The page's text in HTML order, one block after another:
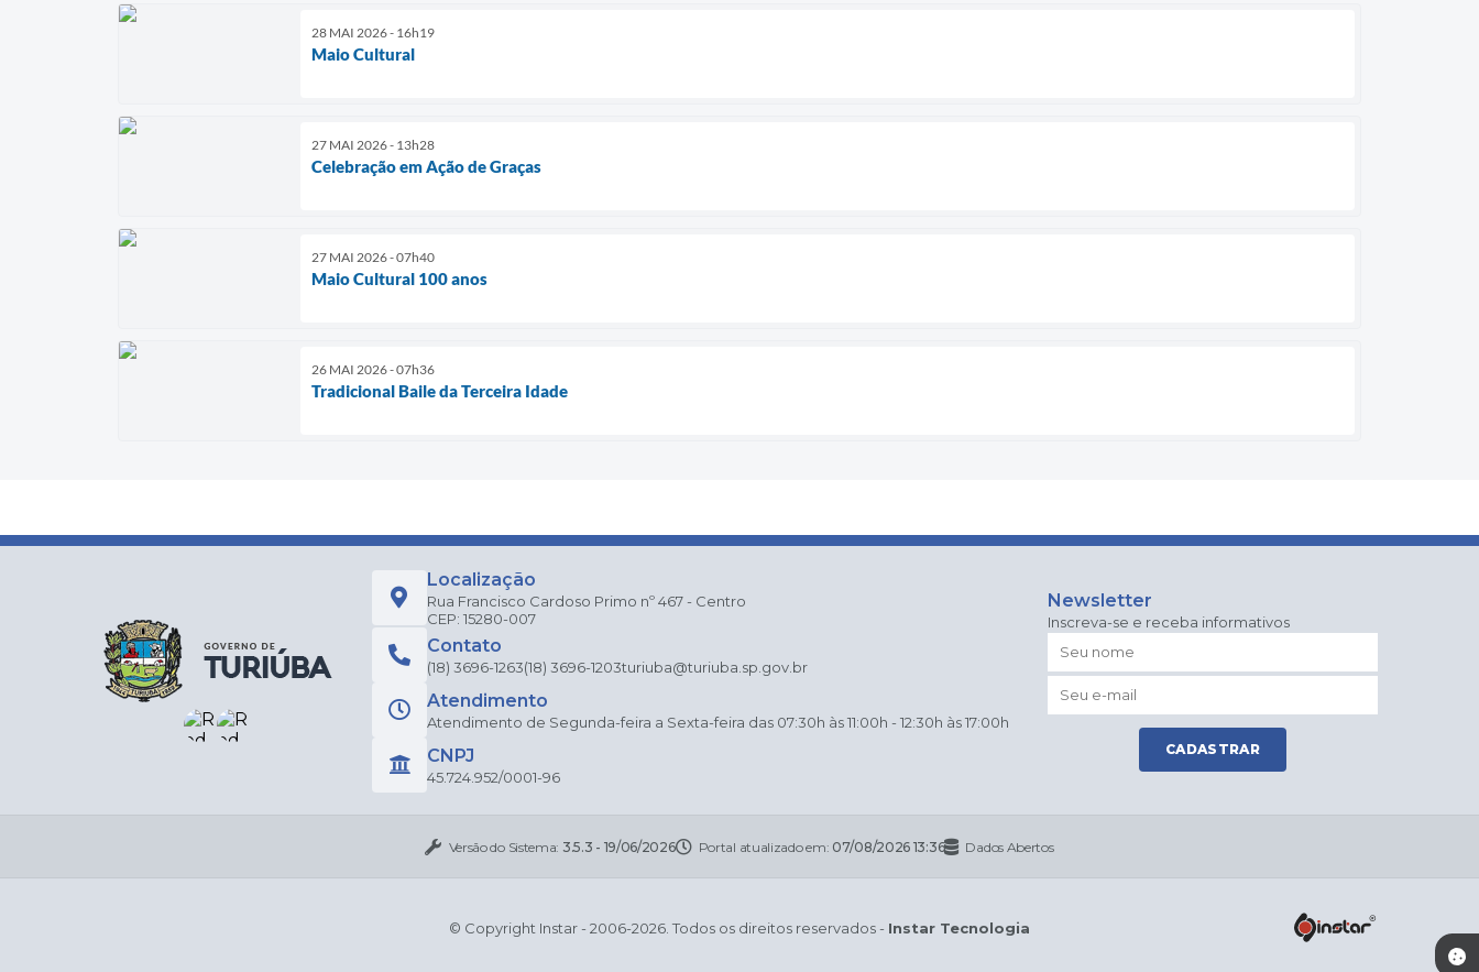
28 MAI 2026 - 16h19
Maio Cultural
27 MAI 2026 - 13h28
Celebração em Ação de Graças
27 MAI 2026 - 07h40
Maio Cultural 100 anos
26 MAI 2026 - 07h36
Tradicional Baile da Terceira Idade
Localização
Rua Francisco Cardoso Primo nº 467 - Centro
CEP: 15280-007
Contato
(18) 3696-1263(18) 3696-1203turiuba@turiuba.sp.gov.br
Atendimento
Atendimento de Segunda-feira a Sexta-feira das 07:30h às 11:00h - 12:30h às 17:00h
CNPJ
45.724.952/0001-96
Newsletter
Inscreva-se e receba informativos
CADASTRAR
Versão do Sistema: 3.5.3 - 19/06/2026 Portal atualizado em: 07/08/2026 13:36 Dados Abertos
© Copyright Instar - 2006-2026. Todos os direitos reservados - Instar Tecnologia